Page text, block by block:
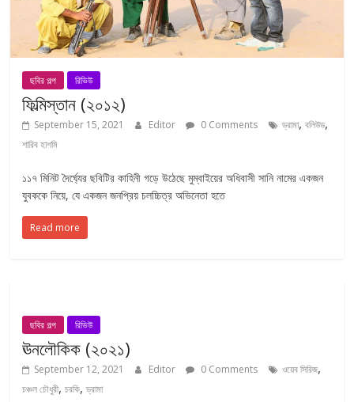
ছবির গল্প রিভিউ
ফিল্মিস্তান (২০১২)
September 15, 2021 Editor 0 Comments ড্রামা,বলিউড,
শারিব হাশমি
১১৭ মিনিট দৈর্ঘ্যের ছবিটির কাহিনী গড়ে উঠেছে মুম্বাইয়ের অধিবাসী সানি নামের একজন
যুবককে নিয়ে, যে একজন জনপ্রিয় চলচ্চিত্র অভিনেতা হতে
Read more
ছবির গল্প রিভিউ
ঊনলৌকিক (২০২১)
September 12, 2021 Editor 0 Comments ওয়েব সিরিজ,
চঞ্চল চৌধুরী,চরকি,ড্রামা